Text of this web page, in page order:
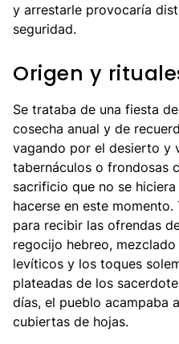
y arrestarle provocaría
seguridad.
Origen y
Se trataba de una fiesta
cosecha anual y de
vagando por el desierto y
tabernáculos o frondosas
sacrificio que no se
hacerse en este
para recibir las ofrendas
regocijo hebreo,
levíticos y los toques
plateadas de los
días, el pueblo acampaba
cubiertas de hojas.